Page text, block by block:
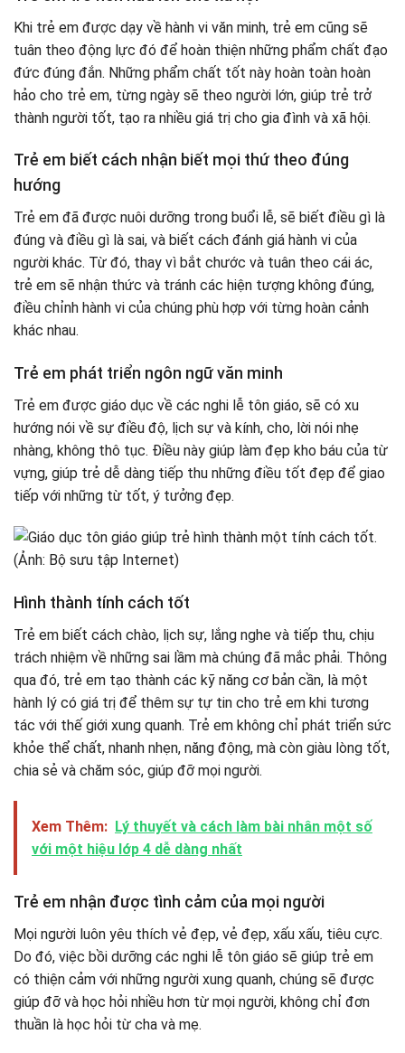
Khi trẻ em được dạy về hành vi văn minh, trẻ em cũng sẽ
tuân theo động lực đó để hoàn thiện những phẩm chất đạo
đức đúng đắn. Những phẩm chất tốt này hoàn toàn hoàn
hảo cho trẻ em, từng ngày sẽ theo người lớn, giúp trẻ trở
thành người tốt, tạo ra nhiều giá trị cho gia đình và xã hội.
Trẻ em biết cách nhận biết mọi thứ theo đúng
hướng
Trẻ em đã được nuôi dưỡng trong buổi lễ, sẽ biết điều gì là
đúng và điều gì là sai, và biết cách đánh giá hành vi của
người khác. Từ đó, thay vì bắt chước và tuân theo cái ác,
trẻ em sẽ nhận thức và tránh các hiện tượng không đúng,
điều chỉnh hành vi của chúng phù hợp với từng hoàn cảnh
khác nhau.
Trẻ em phát triển ngôn ngữ văn minh
Trẻ em được giáo dục về các nghi lễ tôn giáo, sẽ có xu
hướng nói về sự điều độ, lịch sự và kính, cho, lời nói nhẹ
nhàng, không thô tục. Điều này giúp làm đẹp kho báu của từ
vựng, giúp trẻ dễ dàng tiếp thu những điều tốt đẹp để giao
tiếp với những từ tốt, ý tưởng đẹp.
Hình thành tính cách tốt
Trẻ em biết cách chào, lịch sự, lắng nghe và tiếp thu, chịu
trách nhiệm về những sai lầm mà chúng đã mắc phải. Thông
qua đó, trẻ em tạo thành các kỹ năng cơ bản cần, là một
hành lý có giá trị để thêm sự tự tin cho trẻ em khi tương
tác với thế giới xung quanh. Trẻ em không chỉ phát triển sức
khỏe thể chất, nhanh nhẹn, năng động, mà còn giàu lòng tốt,
chia sẻ và chăm sóc, giúp đỡ mọi người.
Xem Thêm: Lý thuyết và cách làm bài nhân một số
với một hiệu lớp 4 dễ dàng nhất
Trẻ em nhận được tình cảm của mọi người
Mọi người luôn yêu thích vẻ đẹp, vẻ đẹp, xấu xấu, tiêu cực.
Do đó, việc bồi dưỡng các nghi lễ tôn giáo sẽ giúp trẻ em
có thiện cảm với những người xung quanh, chúng sẽ được
giúp đỡ và học hỏi nhiều hơn từ mọi người, không chỉ đơn
thuần là học hỏi từ cha và mẹ.